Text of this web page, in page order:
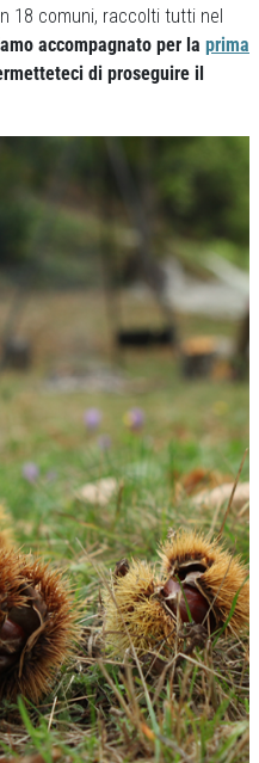
18 comuni, raccolti tutti nel
accompagnato per la prima
di proseguire il